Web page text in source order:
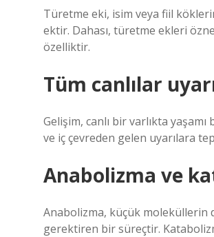
Türetme eki, isim veya fiil
ektir. Dahası, türetme ekleri
özelliktir.
Tüm canlılar
Gelişim, canlı bir varlıkta
ve iç çevreden gelen uyarılara
Anabolizma ve
Anabolizma, küçük moleküllerin
gerektiren bir süreçtir.